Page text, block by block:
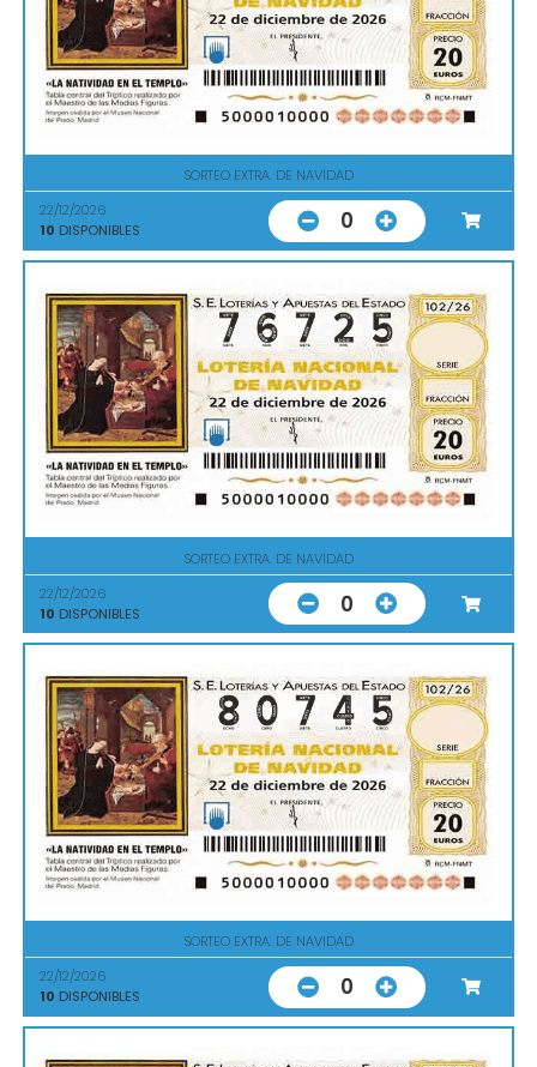
SORTEO EXTRA. DE NAVIDAD
22/12/2026
10 DISPONIBLES 0
SORTEO EXTRA. DE NAVIDAD
22/12/2026
10 DISPONIBLES 0
SORTEO EXTRA. DE NAVIDAD
22/12/2026
10 DISPONIBLES 0